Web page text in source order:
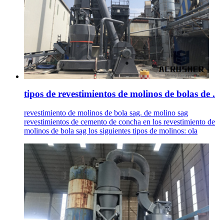
tipos de revestimientos de molinos de bolas de .
revestimiento de molinos de bola sag. de molino sag
revestimientos de cemento de concha en los revestimiento de
molinos de bola sag los siguientes tipos de molinos: ola